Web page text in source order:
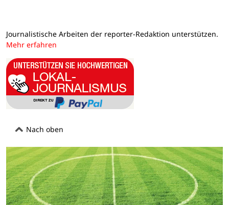
Journalistische Arbeiten der reporter-Redaktion unterstützen.
Mehr erfahren
Nach oben